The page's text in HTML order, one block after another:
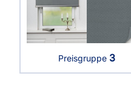
Preisgruppe 3